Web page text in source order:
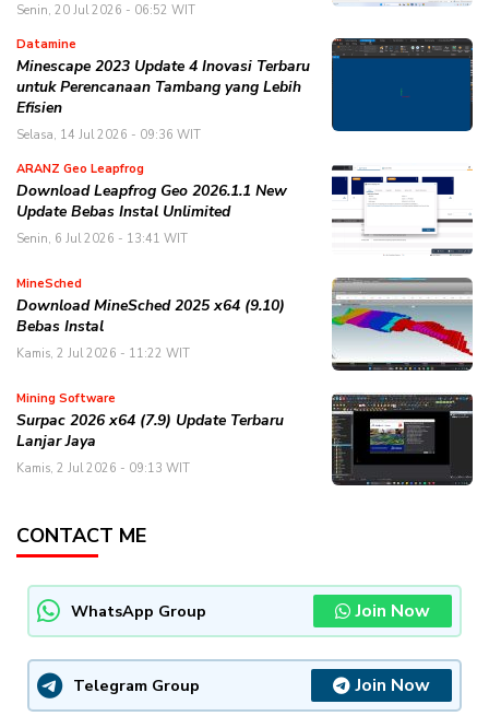
Senin, 20 Jul 2026 - 06:52 WIT
Datamine
Minescape 2023 Update 4 Inovasi Terbaru
untuk Perencanaan Tambang yang Lebih
Efisien
Selasa, 14 Jul 2026 - 09:36 WIT
ARANZ Geo Leapfrog
Download Leapfrog Geo 2026.1.1 New
Update Bebas Instal Unlimited
Senin, 6 Jul 2026 - 13:41 WIT
MineSched
Download MineSched 2025 x64 (9.10)
Bebas Instal
Kamis, 2 Jul 2026 - 11:22 WIT
Mining Software
Surpac 2026 x64 (7.9) Update Terbaru
Lanjar Jaya
Kamis, 2 Jul 2026 - 09:13 WIT
CONTACT ME
WhatsApp Group Join Now
Telegram Group Join Now